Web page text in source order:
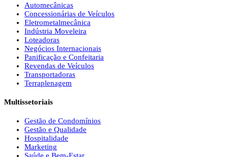
Automecânicas
Concessionárias de Veículos
Eletrometalmecânica
Indústria Moveleira
Loteadoras
Negócios Internacionais
Panificação e Confeitaria
Revendas de Veículos
Transportadoras
Terraplenagem
Multissetoriais
Gestão de Condomínios
Gestão e Qualidade
Hospitalidade
Marketing
Saúde e Bem-Estar